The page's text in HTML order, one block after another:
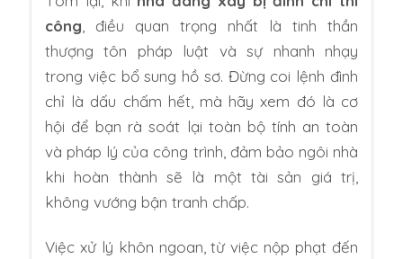
công , điều quan trọng nhất là tinh thần
thượng tôn pháp luật và sự nhanh nhạy
trong việc bổ sung hồ sơ. Đừng coi lệnh đình
chỉ là dấu chấm hết, mà hãy xem đó là cơ
hội để bạn rà soát lại toàn bộ tính an toàn
và pháp lý của công trình, đảm bảo ngôi nhà
khi hoàn thành sẽ là một tài sản giá trị,
không vướng bận tranh chấp.
Việc xử lý khôn ngoan, từ việc nộp phạt đến